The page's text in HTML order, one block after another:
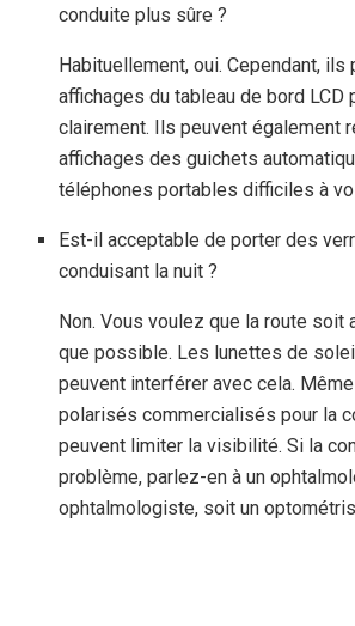
conduite plus sûre ?
Habituellement, oui. Cependant, ils
affichages du tableau de bord
clairement. Ils peuvent également
affichages des guichets
téléphones portables difficiles à
Est-il acceptable de porter des
conduisant la nuit ?
Non. Vous voulez que la route soit
que possible. Les lunettes de
peuvent interférer avec cela.
polarisés commercialisés pour la
peuvent limiter la visibilité. Si la
problème, parlez-en à un
ophtalmologiste, soit un